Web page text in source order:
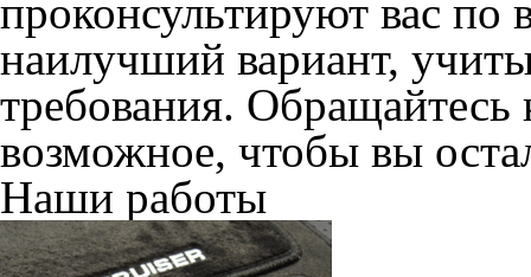
© ателье «Автоковрики
корпус 1.
На нашем сайте в целях
работоспособности
персональных данных,
браузером. Это,